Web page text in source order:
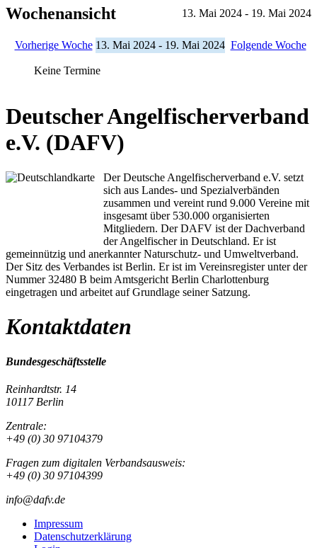
Wochenansicht 13. Mai 2024 - 19. Mai 2024
Vorherige Woche 13. Mai 2024 - 19. Mai 2024 Folgende Woche
Keine Termine
Deutscher Angelfischerverband
e.V. (DAFV)
Der Deutsche Angelfischerverband e.V. setzt
sich aus Landes- und Spezialverbänden
zusammen und vereint rund 9.000 Vereine mit
insgesamt über 530.000 organisierten
Mitgliedern. Der DAFV ist der Dachverband
der Angelfischer in Deutschland. Er ist
gemeinnützig und anerkannter Naturschutz- und Umweltverband.
Der Sitz des Verbandes ist Berlin. Er ist im Vereinsregister unter der
Nummer 32480 B beim Amtsgericht Berlin Charlottenburg
eingetragen und arbeitet auf Grundlage seiner Satzung.
Kontaktdaten
Bundesgeschäftsstelle
Reinhardtstr. 14
10117 Berlin
Zentrale:
+49 (0) 30 97104379
Fragen zum digitalen Verbandsausweis:
+49 (0) 30 97104399
info@dafv.de
Impressum
Datenschutzerklärung